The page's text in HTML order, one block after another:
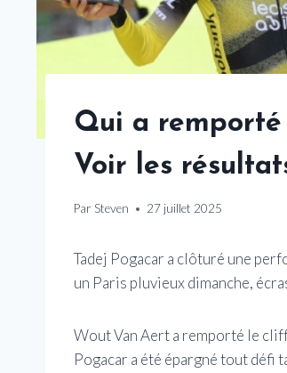
Qui a remporté
Voir les
Par Steven 27 juillet 2025
Tadej Pogacar a clôturé une
un Paris pluvieux dimanche,
Wout Van Aert a remporté le
Pogacar a été épargné tout défi